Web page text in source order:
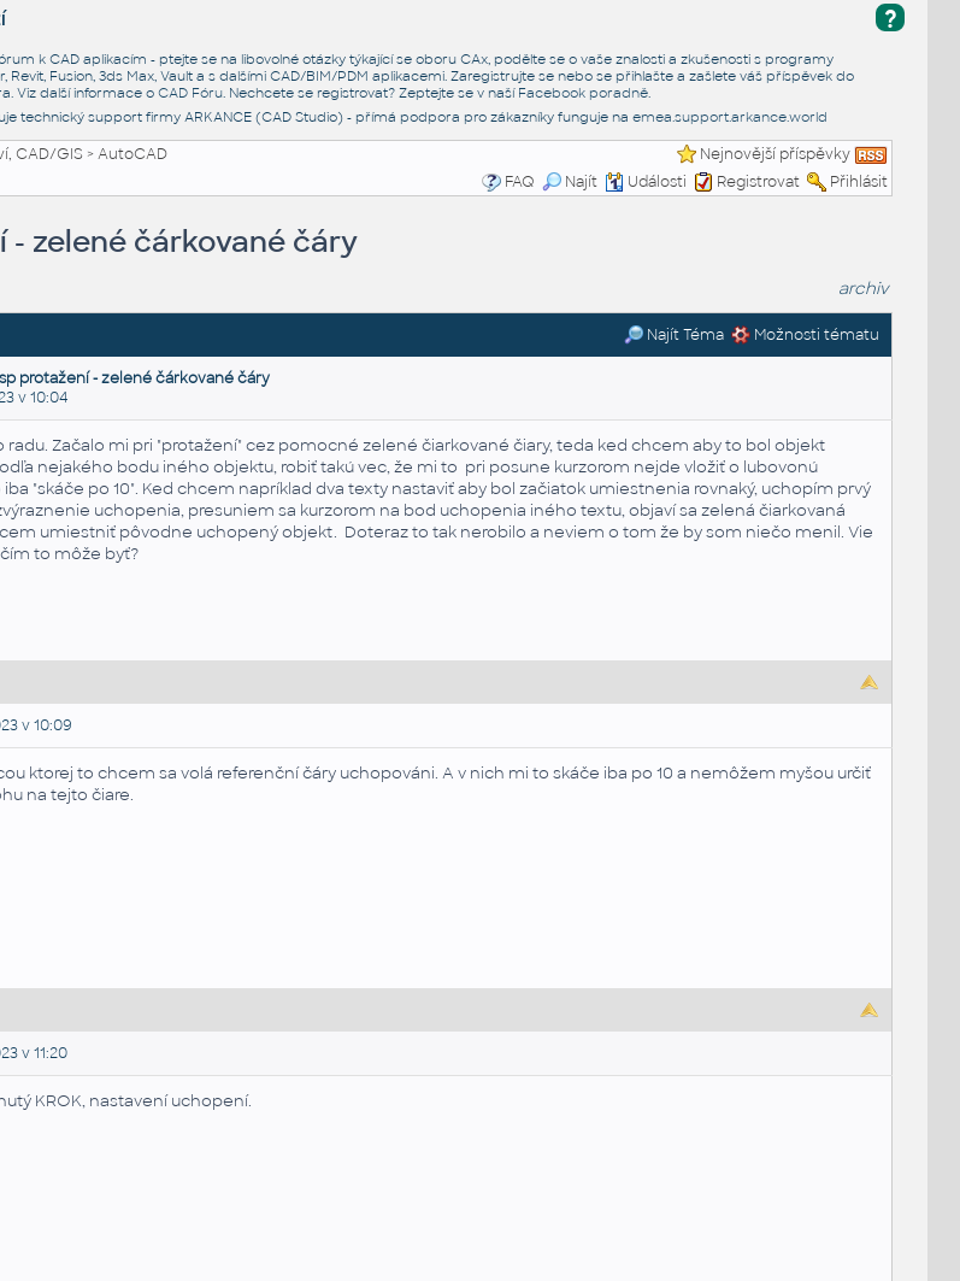
?
k CAD aplikacím - ptejte se na libovolné otázky týkající se oboru CAx, podělte se o vaše znalosti a zkušenosti s programy
Revit, Fusion, 3ds Max, Vault a s dalšími CAD/BIM/PDM aplikacemi. Zaregistrujte se nebo se přihlašte a zašlete váš příspěvek do
Viz další informace o CAD Fóru. Nechcete se registrovat? Zeptejte se v naší Facebook poradně.
technický support firmy ARKANCE (CAD Studio) - přímá podpora pro zákazníky funguje na emea.support.arkance.world
CAD/GIS>AutoCAD
Nejnovější příspěvky
FAQ
Najít Události Registrovat Přihlásit
- zelené čárkované čáry
archiv
Najít Téma Možnosti tématu
protažení - zelené čárkované čáry
v 10:04
radu. Začalo mi pri "protažení" cez pomocné zelené čiarkované čiary, teda ked chcem aby to bol objekt
nejakého bodu iného objektu, robiť takú vec, že mi to pri posune kurzorom nejde vložiť o lubovonú
"skáče po 10". Ked chcem napríklad dva texty nastaviť aby bol začiatok umiestnenia rovnaký, uchopím prvý
uchopenia, presuniem sa kurzorom na bod uchopenia iného textu, objaví sa zelená čiarkovaná
umiestniť pôvodne uchopený objekt. Doteraz to tak nerobilo a neviem o tom že by som niečo menil. Vie
to môže byť?
v 10:09
ktorej to chcem sa volá referenční čáry uchopováni. A v nich mi to skáče iba po 10 a nemôžem myšou určiť
na tejto čiare.
v 11:20
KROK, nastavení uchopení.